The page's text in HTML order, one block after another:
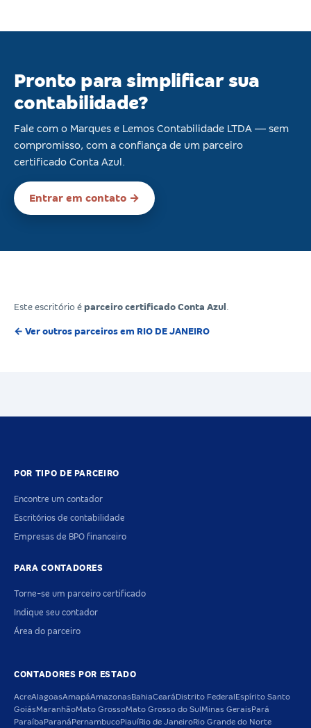
Pronto para simplificar sua
contabilidade?
Fale com o Marques e Lemos Contabilidade LTDA — sem
compromisso, com a confiança de um parceiro
certificado Conta Azul.
Entrar em contato →
Este escritório é parceiro certificado Conta Azul
← Ver outros parceiros em RIO DE JANEIRO
POR TIPO DE PARCEIRO
Encontre um contador
Escritórios de contabilidade
Empresas de BPO financeiro
PARA CONTADORES
Torne-se um parceiro certificado
Indique seu contador
Área do parceiro
CONTADORES POR ESTADO
AcreAlagoasAmapáAmazonas BahiaCeará Distrito Federal Espírito Santo
GoiásMaranhãoMato GrossoMato Grosso do Sul Minas Gerais Pará
Paraíba Paraná PernambucoPiauíRio de JaneiroRio Grande do Norte